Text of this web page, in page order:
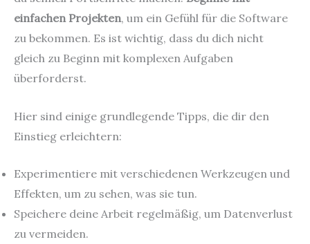
einfachen Projekten, um ein Gefühl für die Software
zu bekommen. Es ist wichtig, dass du dich nicht
gleich zu Beginn mit komplexen Aufgaben
überforderst.
Hier sind einige grundlegende Tipps, die dir den
Einstieg erleichtern:
Experimentiere mit verschiedenen Werkzeugen und
Effekten, um zu sehen, was sie tun.
Speichere deine Arbeit regelmäßig, um Datenverlust
zu vermeiden.